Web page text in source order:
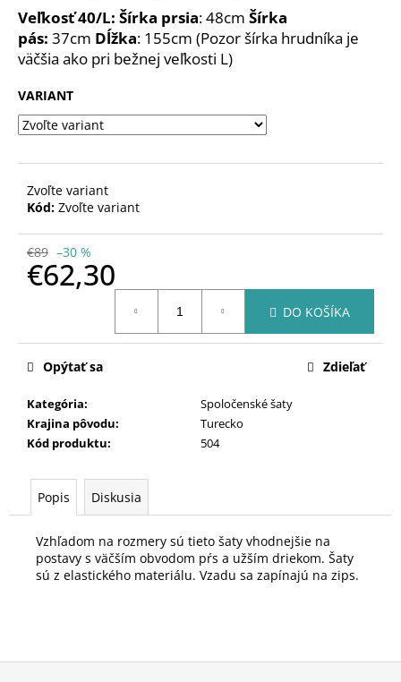
Veľkosť 40/L: Šírka prsia: 48cm Šírka
pás: 37cm Dĺžka: 155cm (Pozor šírka hrudníka je
väčšia ako pri bežnej veľkosti L)
VARIANT
Zvoľte variant
Kód: Zvoľte variant
€89 –30 %
€62,30
DO KOŠÍKA
Kategória:
Spoločenské šaty
Krajina pôvodu:
Turecko
Kód produktu: 504
Opýtať sa Zdieľať
Popis Diskusia
Vzhľadom na rozmery sú tieto šaty vhodnejšie na
postavy s väčším obvodom pŕs a užším driekom. Šaty
sú z elastického materiálu. Vzadu sa zapínajú na zips.